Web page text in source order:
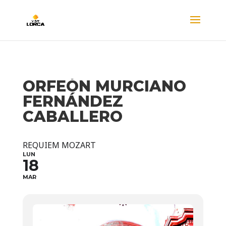
ORFEÓN MURCIANO
FERNÁNDEZ
CABALLERO
REQUIEM MOZART
LUN
18
MAR